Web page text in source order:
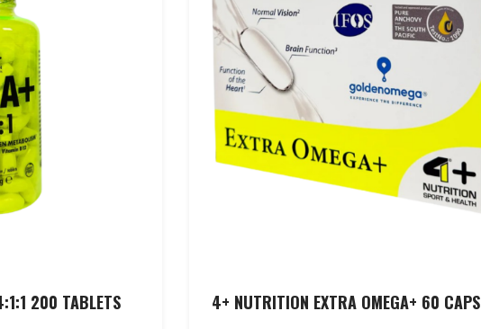
200 TABLETS 4+ NUTRITION EXTRA OMEGA+ 60 CAPS